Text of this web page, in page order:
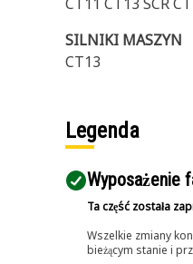
SILNIKI MASZYN
CT13
Legenda
Wyposażenie
Ta część została
Wszelkie zmiany
bieżącym stanie i